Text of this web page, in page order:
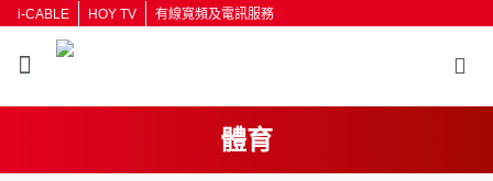
i-CABLE HOY TV 有線寬頻及電訊服務
體育